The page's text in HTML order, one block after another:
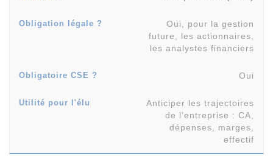
Oui, pour la gestion
future, les actionnaires,
les analystes financiers
Oui
Anticiper les trajectoires
de l'entreprise : CA,
dépenses, marges,
effectif